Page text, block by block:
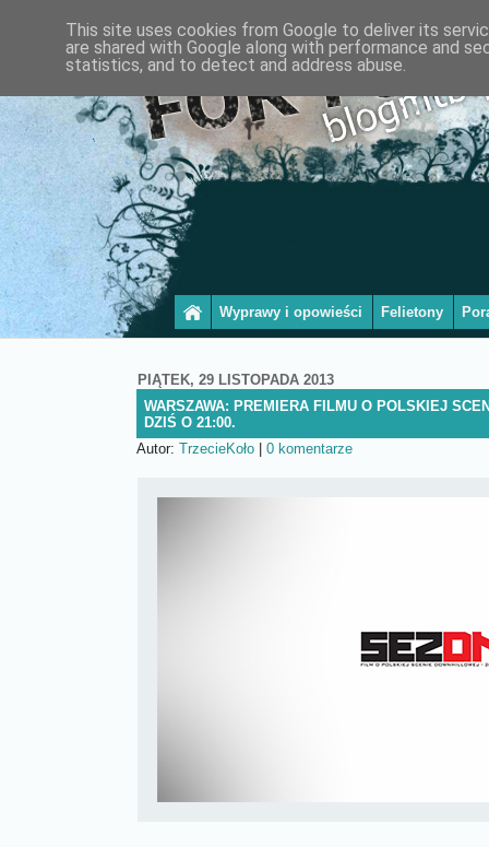
Wyprawy i opowieści Felietony
PIĄTEK, 29 LISTOPADA 2013
WARSZAWA: PREMIERA FILMU O POLSKIEJ
DZIŚ O 21:00.
Autor: TrzecieKoło 0 komentarze
This site uses cookies from Google to deliver its
are shared with Google along with performance and
statistics, and to detect and address abuse.